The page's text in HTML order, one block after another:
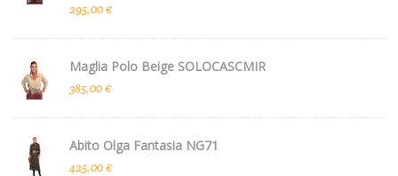
295,00 €
Maglia Polo Beige SOLOCASCMIR
385,00 €
Abito Olga Fantasia NG71
425,00 €